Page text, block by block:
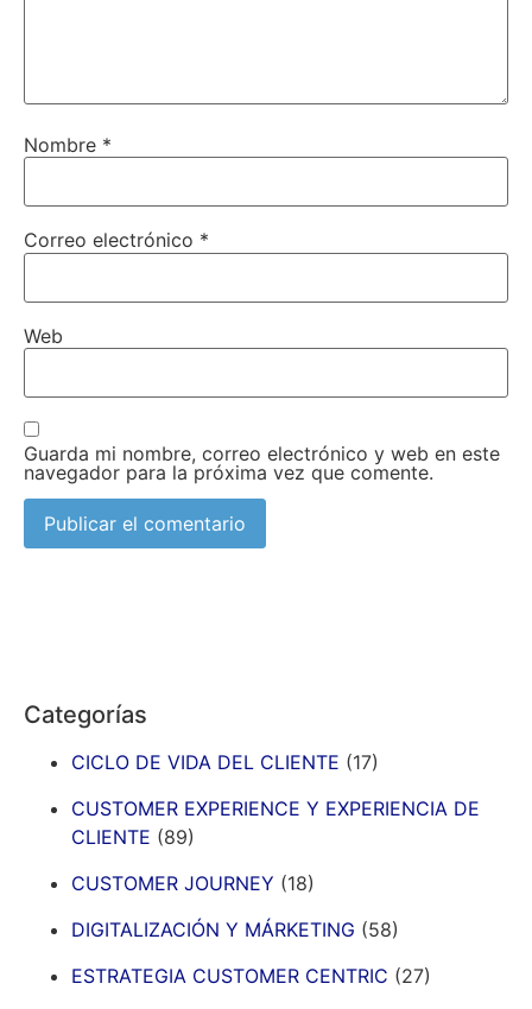
Nombre *
Correo electrónico *
Web
Guarda mi nombre, correo electrónico y web en este
navegador para la próxima vez que comente.
Categorías
CICLO DE VIDA DEL CLIENTE (17)
CUSTOMER EXPERIENCE Y EXPERIENCIA DE
CLIENTE (89)
CUSTOMER JOURNEY (18)
DIGITALIZACIÓN Y MÁRKETING (58)
ESTRATEGIA CUSTOMER CENTRIC (27)